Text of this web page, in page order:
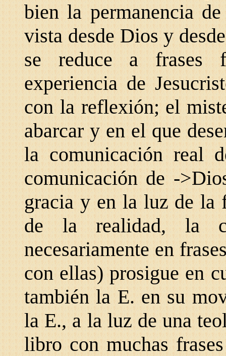
bien la permanencia
vista desde Dios y
se reduce a frases
experiencia de
con la reflexión; el
abarcar y en el que
la comunicación real
comunicación de -
gracia y en la luz de
de la realidad, la
necesariamente en
conellas) prosigue en
también la E. en su
la E., a la luz de una
libro con muchas